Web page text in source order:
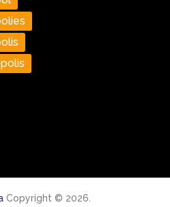
Copyright © 2026.